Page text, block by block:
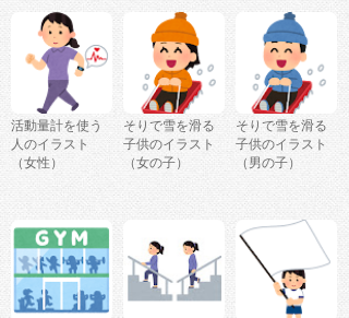
活動量計を使う
人のイラスト
（女性）
そりで雪を滑る
子供のイラスト
（女の子）
そりで雪を滑る
子供のイラスト
（男の子）